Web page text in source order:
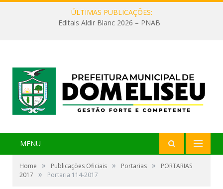
ÚLTIMAS PUBLICAÇÕES:
Editais Aldir Blanc 2026 – PNAB
MENU
Home » Publicações Oficiais » Portarias »
PORTARIAS
2017
» Portaria 114-2017